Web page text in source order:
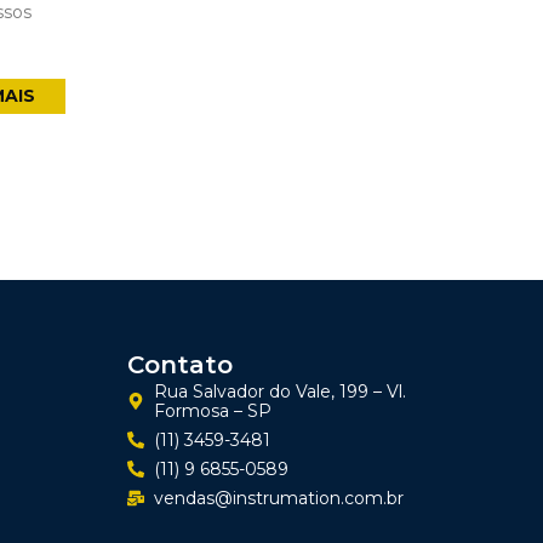
Contato
Rua Salvador do Vale, 199 – Vl.
Formosa – SP
(11) 3459-3481
(11) 9 6855-0589
vendas@instrumation.com.br